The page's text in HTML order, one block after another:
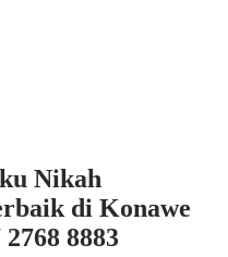
Nikah
di Konawe
8883